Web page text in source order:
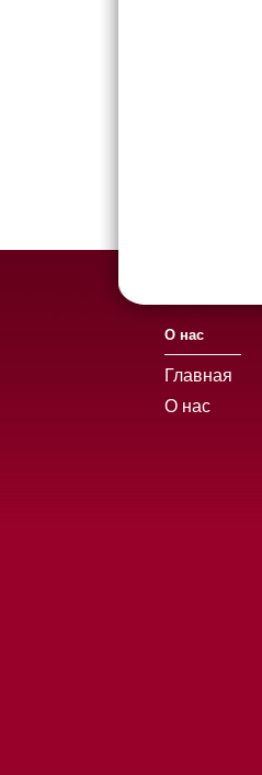
О нас
Главная
О нас